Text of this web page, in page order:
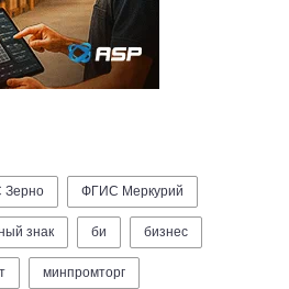
ФГИС Меркурий
знак би бизнес
минпромторг